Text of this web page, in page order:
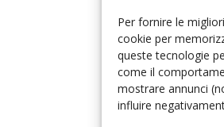
Per fornire le
cookie per
queste tecnologie
come il
mostrare annunci
influire